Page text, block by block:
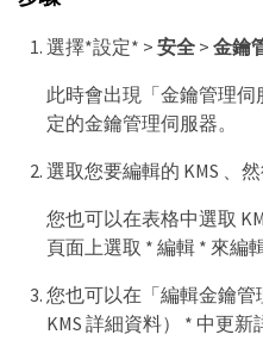
選擇*設定* > 安全> 金鑰
此時會出現「金鑰管理
定的金鑰管理伺服器。
選取您要編輯的 KMS 、
您也可以在表格中選取
頁面上選取 * 編輯 * 來編輯
您也可以在「編輯金鑰管
KMS 詳細資料） * 中更新